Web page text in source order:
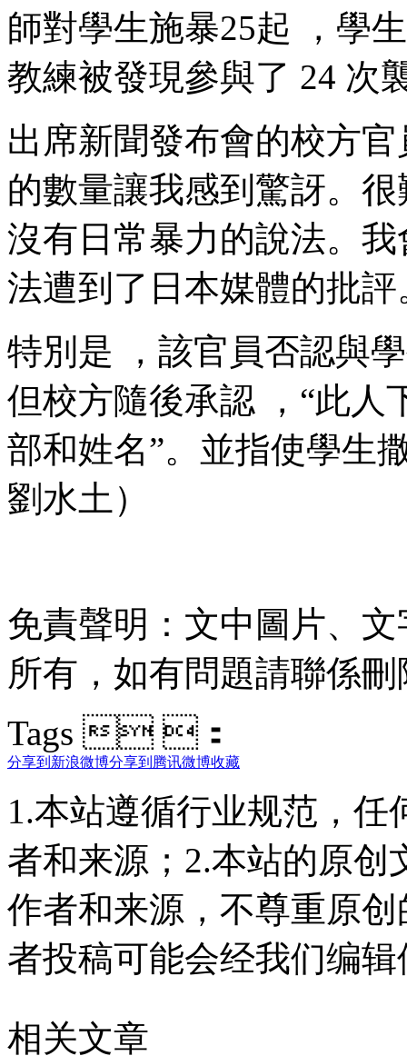
師對學生施暴25起 ，
教練被發現參與了 24 次襲擊
出席新聞發布會的校方官
的數量讓我感到驚訝 。
沒有日常暴力的說法。
法遭到了日本媒體的批評
特別是 ，該官員否認與
但校方隨後承認  ，“
部和姓名”。並指使學生
劉水土）
免責聲明：文中圖片、
所有 ，如有問題請聯係刪除
Tags  ：
分享到新浪微博分享到腾讯微博收藏
1.本站遵循行业规范，
者和来源；2.本站的原
作者和来源，不尊重原
者投稿可能会经我们编
相关文章